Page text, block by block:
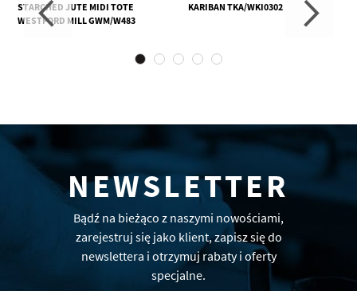
STARCHED JUTE MIDI TOTE
WESTFORD MILL GWM/W483
KARIBAN TKA/WKI0302
NEWSLETTER
Bądź na bieżąco z naszymi nowościami,
zarejestruj się jako klient, zapisz się do
newslettera i otrzymuj rabaty i oferty
specjalne.